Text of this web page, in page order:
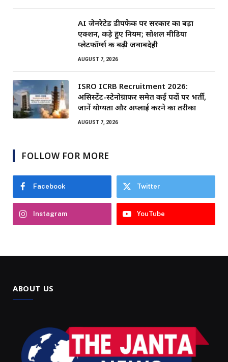
AI जेनरेटेड डीपफेक पर सरकार का बड़ा
एक्शन, कड़े हुए नियम; सोशल मीडिया
प्लेटफॉर्म्स की बढ़ी जवाबदेही
AUGUST 7, 2026
ISRO ICRB Recruitment 2026:
असिस्टेंट-स्टेनोग्राफर समेत कई पदों पर भर्ती,
जानें योग्यता और अप्लाई करने का तरीका
AUGUST 7, 2026
FOLLOW FOR MORE
Facebook Twitter
Instagram YouTube
ABOUT US